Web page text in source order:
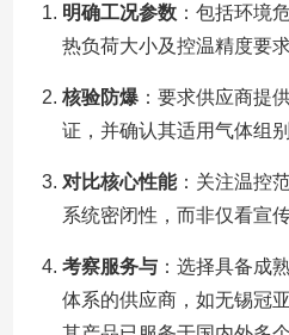
明确工况参数：包括环境
热负荷大小及控温精度要求
核验防爆：要求供应商提
证，并确认其适用气体组
对比核心性能：关注温控
系统密闭性，而非仅看宣传
考察服务与：选择具备成
体系的供应商，如无锡冠